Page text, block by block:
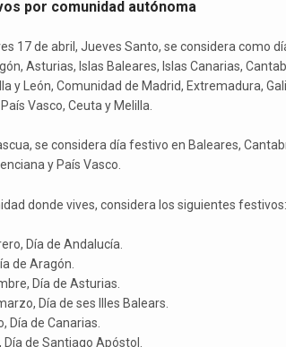
por comunidad autónoma
17 de abril, Jueves Santo, se considera como
Asturias, Islas Baleares, Islas Canarias,
y León, Comunidad de Madrid, Extremadura,
Vasco, Ceuta y Melilla.
se considera día festivo en Baleares,
y País Vasco.
donde vives, considera los siguientes festivos:
Día de Andalucía.
de Aragón.
Día de Asturias.
Día de ses Illes Balears.
Día de Canarias.
Día de Santiago Apóstol.